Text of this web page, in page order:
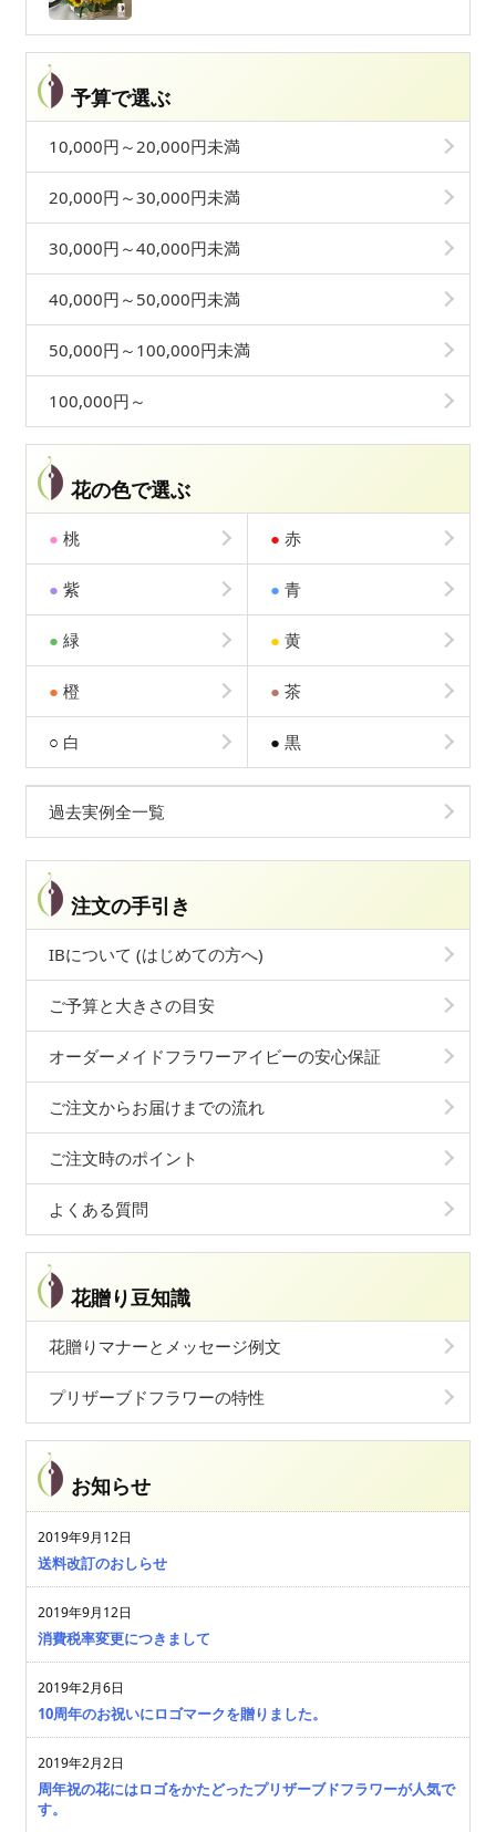
予算で選ぶ
10,000円～20,000円未満
20,000円～30,000円未満
30,000円～40,000円未満
40,000円～50,000円未満
50,000円～100,000円未満
100,000円～
花の色で選ぶ
● 桃 ● 赤
● 紫 ● 青
● 緑 ● 黄
● 橙 ● 茶
○ 白 ● 黒
過去実例全一覧
注文の手引き
IBについて (はじめての方へ)
ご予算と大きさの目安
オーダーメイドフラワーアイビーの安心保証
ご注文からお届けまでの流れ
ご注文時のポイント
よくある質問
花贈り豆知識
花贈りマナーとメッセージ例文
プリザーブドフラワーの特性
お知らせ
2019年9月12日
送料改訂のおしらせ
2019年9月12日
消費税率変更につきまして
2019年2月6日
10周年のお祝いにロゴマークを贈りました。
2019年2月2日
周年祝の花にはロゴをかたどったプリザーブドフラワーが人気で
す。